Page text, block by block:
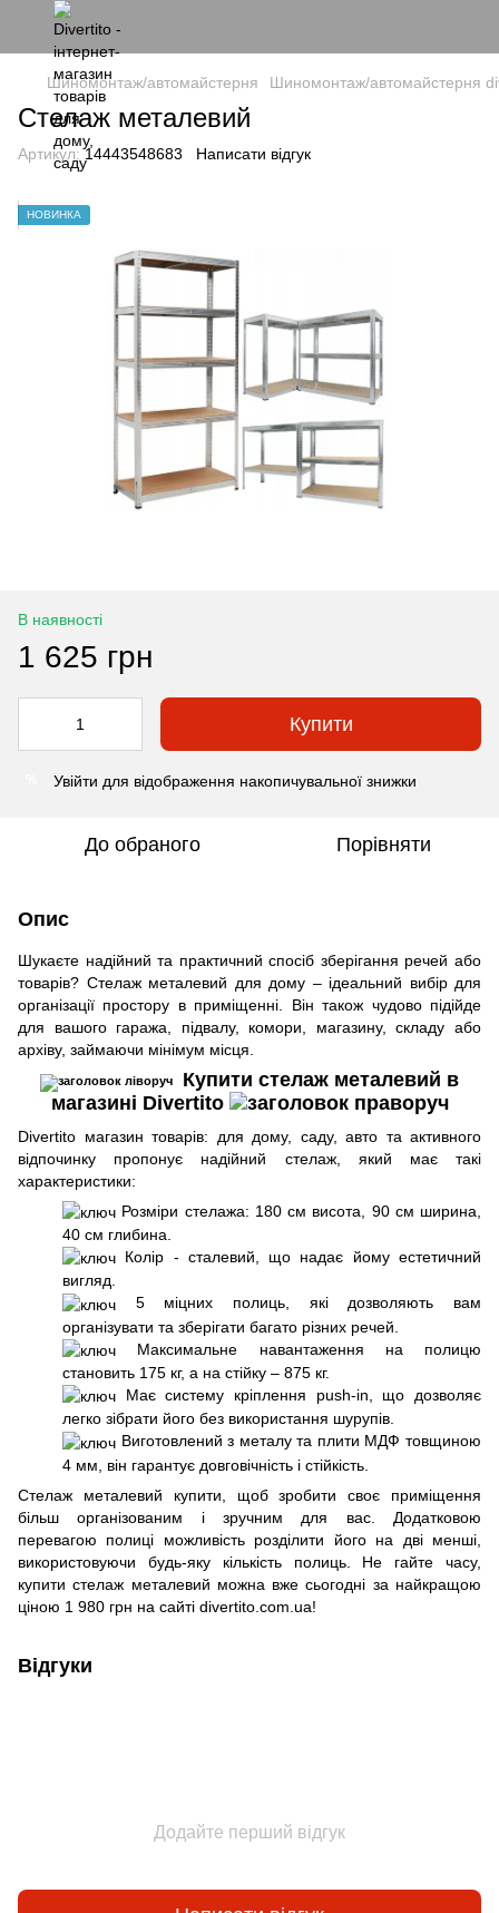
Шиномонтаж/автомайстерня Шиномонтаж/автомайстерня
Стелаж металевий
Артикул:14443548683 Написати відгук
НОВИНКА
В наявності
1 625 грн
Купити
Увійти для відображення накопичувальної знижки
До обраного Порівняти
Опис
Шукаєте надійний та практичний спосіб зберігання речей або
товарів? Стелаж металевий для дому – ідеальний вибір для
організації простору в приміщенні. Він також чудово підійде
для вашого гаража, підвалу, комори, магазину, складу або
архіву, займаючи мінімум місця.
Купити стелаж металевий в
магазині Divertito
Divertito магазин товарів: для дому, саду, авто та активного
відпочинку пропонує надійний стелаж, який має такі
характеристики:
Розміри стелажа: 180 см висота, 90 см ширина,
40 см глибина.
Колір - сталевий, що надає йому естетичний
вигляд.
5 міцних полиць, які дозволяють вам
організувати та зберігати багато різних речей.
Максимальне навантаження на полицю
становить 175 кг, а на стійку – 875 кг.
Має систему кріплення push-in, що дозволяє
легко зібрати його без використання шурупів.
Виготовлений з металу та плити МДФ товщиною
4 мм, він гарантує довговічність і стійкість.
Стелаж металевий купити, щоб зробити своє приміщення
більш організованим і зручним для вас. Додатковою
перевагою полиці можливість розділити його на дві менші,
використовуючи будь-яку кількість полиць. Не гайте часу,
купити стелаж металевий можна вже сьогодні за найкращою
ціною 1 980 грн на сайті divertito.com.ua!
Відгуки
Додайте перший відгук